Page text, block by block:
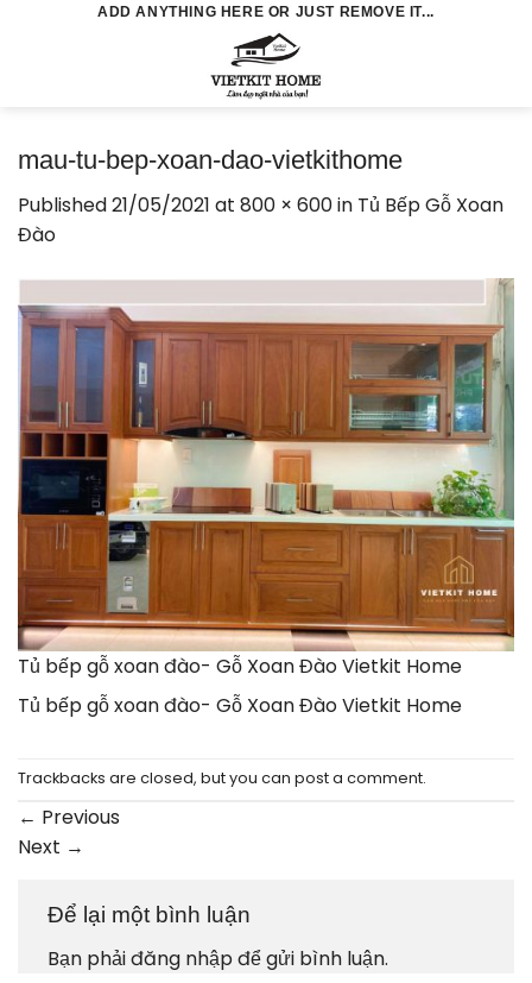
ADD ANYTHING HERE OR JUST REMOVE IT...
mau-tu-bep-xoan-dao-vietkithome
Published21/05/2021 at 800 × 600in Tủ Bếp Gỗ Xoan
Đào
Tủ bếp gỗ xoan đào- Gỗ Xoan Đào Vietkit Home
Tủ bếp gỗ xoan đào- Gỗ Xoan Đào Vietkit Home
Trackbacks are closed, but you can post a comment.
← Previous
Next →
Để lại một bình luận
Bạn phảiđăng nhậpđể gửi bình luận.